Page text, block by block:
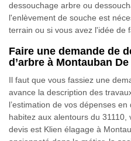
dessouchage arbre ou
l'enlèvement de souche est
terrain ou si vous avez l'idée de
Faire une demande de
d’arbre à Montauban
Il faut que vous fassiez une
avance la description des
l’estimation de vos dépenses
habitez aux alentours du
devis est Klien élagage à